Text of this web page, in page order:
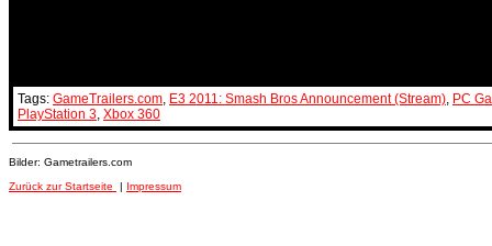
Tags: GameTrailers.com, E3 2011: Smash Bros Announcement (Stream), PC
PlayStation 3, Xbox 360
Bilder: Gametrailers.com
Zurück zur Startseite
| Impressum